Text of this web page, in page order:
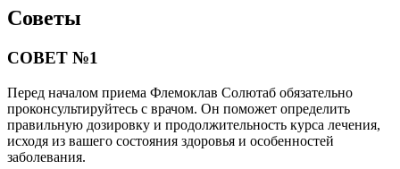
Советы
СОВЕТ №1
Перед началом приема Флемоклав Солютаб обязательно
проконсультируйтесь с врачом. Он поможет определить
правильную дозировку и продолжительность курса лечения,
исходя из вашего состояния здоровья и особенностей
заболевания.